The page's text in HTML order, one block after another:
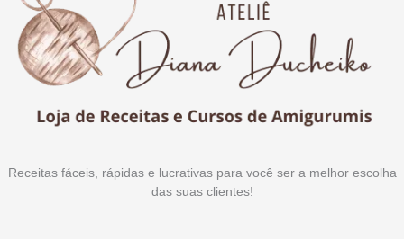
Receitas fáceis, rápidas e lucrativas para você ser a melhor escolha
das suas clientes!